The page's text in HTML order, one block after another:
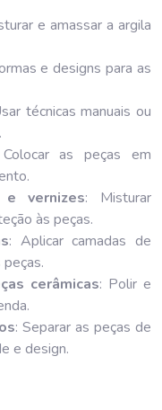
e amassar a argila
e designs para as
técnicas manuais ou
as peças em
vernizes: Misturar
às peças.
: Aplicar camadas de
cerâmicas: Polir e
: Separar as peças de
e design.